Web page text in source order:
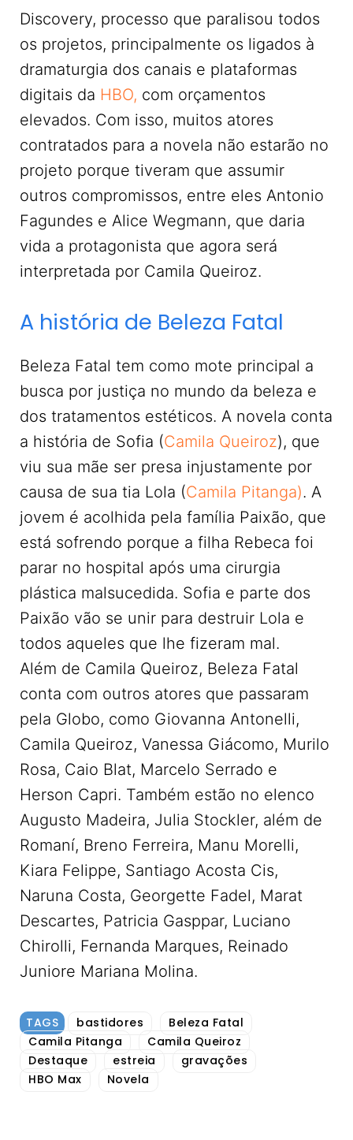
Discovery, processo que paralisou todos
os projetos, principalmente os ligados à
dramaturgia dos canais e plataformas
digitais da HBO, com orçamentos
elevados. Com isso, muitos atores
contratados para a novela não estarão no
projeto porque tiveram que assumir
outros compromissos, entre eles Antonio
Fagundes e Alice Wegmann, que daria
vida a protagonista que agora será
interpretada por Camila Queiroz.
A história de Beleza Fatal
Beleza Fatal tem como mote principal a
busca por justiça no mundo da beleza e
dos tratamentos estéticos. A novela conta
a história de Sofia (Camila Queiroz), que
viu sua mãe ser presa injustamente por
causa de sua tia Lola (Camila Pitanga). A
jovem é acolhida pela família Paixão, que
está sofrendo porque a filha Rebeca foi
parar no hospital após uma cirurgia
plástica malsucedida. Sofia e parte dos
Paixão vão se unir para destruir Lola e
todos aqueles que lhe fizeram mal.
Além de Camila Queiroz, Beleza Fatal
conta com outros atores que passaram
pela Globo, como Giovanna Antonelli,
Camila Queiroz, Vanessa Giácomo, Murilo
Rosa, Caio Blat, Marcelo Serrado e
Herson Capri. Também estão no elenco
Augusto Madeira, Julia Stockler, além de
Romaní, Breno Ferreira, Manu Morelli,
Kiara Felippe, Santiago Acosta Cis,
Naruna Costa, Georgette Fadel, Marat
Descartes, Patricia Gasppar, Luciano
Chirolli, Fernanda Marques, Reinado
Juniore Mariana Molina.
TAGS bastidores
Beleza Fatal
Camila Pitanga
Camila Queiroz
Destaque
estreia
gravações
HBO Max
Novela